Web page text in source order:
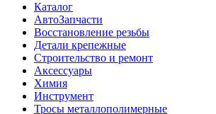
Каталог
АвтоЗапчасти
Восстановление резьбы
Детали крепежные
Строительство и ремонт
Аксессуары
Химия
Инструмент
Тросы металлополимерные